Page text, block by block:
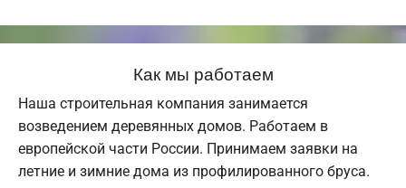
Как мы работаем
Наша строительная компания занимается
возведением деревянных домов. Работаем в
европейской части России. Принимаем заявки на
летние и зимние дома из профилированного бруса.